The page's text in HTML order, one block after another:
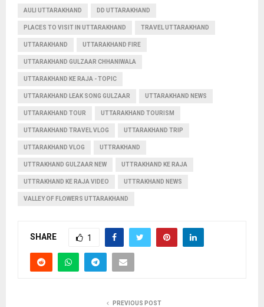
AULI UTTARAKHAND DD UTTARAKHAND
PLACES TO VISIT IN UTTARAKHAND TRAVEL UTTARAKHAND
UTTARAKHAND UTTARAKHAND FIRE
UTTARAKHAND GULZAAR CHHANIWALA
UTTARAKHAND KE RAJA - TOPIC
UTTARAKHAND LEAK SONG GULZAAR UTTARAKHAND NEWS
UTTARAKHAND TOUR UTTARAKHAND TOURISM
UTTARAKHAND TRAVEL VLOG UTTARAKHAND TRIP
UTTARAKHAND VLOG UTTRAKHAND
UTTRAKHAND GULZAAR NEW UTTRAKHAND KE RAJA
UTTRAKHAND KE RAJA VIDEO UTTRAKHAND NEWS
VALLEY OF FLOWERS UTTARAKHAND
SHARE 1
PREVIOUS POST